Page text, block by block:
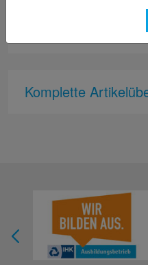
Komplette